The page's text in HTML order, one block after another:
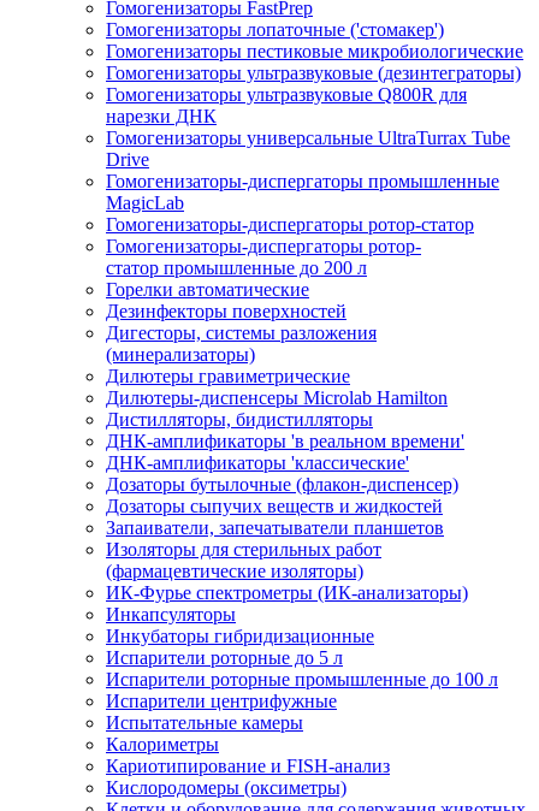
Гомогенизаторы FastPrep
Гомогенизаторы лопаточные ('стомакер')
Гомогенизаторы пестиковые микробиологические
Гомогенизаторы ультразвуковые (дезинтеграторы)
Гомогенизаторы ультразвуковые Q800R для
нарезки ДНК
Гомогенизаторы универсальные UltraTurrax Tube
Drive
Гомогенизаторы-диспергаторы промышленные
MagicLab
Гомогенизаторы-диспергаторы ротор-статор
Гомогенизаторы-диспергаторы ротор-
статор промышленные до 200 л
Горелки автоматические
Дезинфекторы поверхностей
Дигесторы, системы разложения
(минерализаторы)
Дилютеры гравиметрические
Дилютеры-диспенсеры Microlab Hamilton
Дистилляторы, бидистилляторы
ДНК-амплификаторы 'в реальном времени'
ДНК-амплификаторы 'классические'
Дозаторы бутылочные (флакон-диспенсер)
Дозаторы сыпучих веществ и жидкостей
Запаиватели, запечатыватели планшетов
Изоляторы для стерильных работ
(фармацевтические изоляторы)
ИК-Фурье спектрометры (ИК-анализаторы)
Инкапсуляторы
Инкубаторы гибридизационные
Испарители роторные до 5 л
Испарители роторные промышленные до 100 л
Испарители центрифужные
Испытательные камеры
Калориметры
Кариотипирование и FISH-анализ
Кислородомеры (оксиметры)